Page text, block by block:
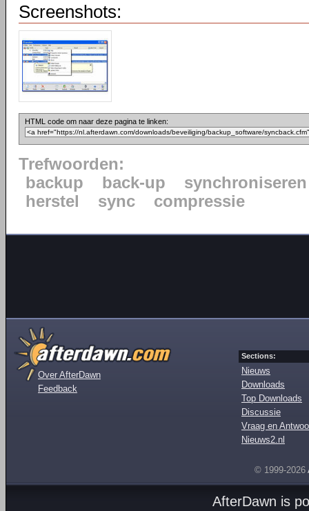
Screenshots:
HTML code om naar deze pagina te linken:
Trefwoorden:
backup
back-up
synchroniseren
herstel
sync compressie
Over AfterDawn
Feedback
Sections:
Nieuws
Downloads
Top Downloads
Discussie
Vraag en
Nieuws2.nl
© 1999-2026
AfterDawn is